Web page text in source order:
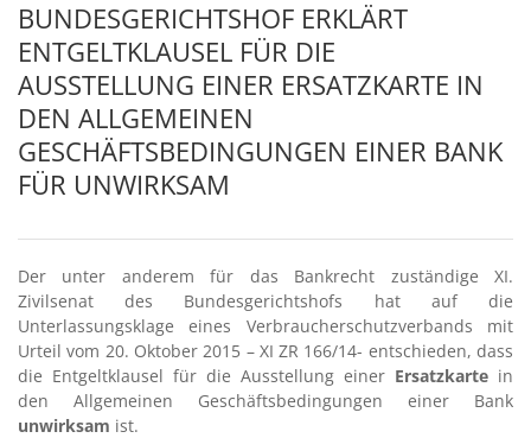
BUNDESGERICHTSHOF ERKLÄRT
ENTGELTKLAUSEL FÜR DIE
AUSSTELLUNG EINER ERSATZKARTE IN
DEN ALLGEMEINEN
GESCHÄFTSBEDINGUNGEN EINER BANK
FÜR UNWIRKSAM
Der unter anderem für das Bankrecht zuständige XI.
Zivilsenat des Bundesgerichtshofs hat auf die
Unterlassungsklage eines Verbraucherschutzverbands mit
Urteil vom 20. Oktober 2015 – XI ZR 166/14- entschieden, dass
die Entgeltklausel für die Ausstellung einer Ersatzkarte in
den Allgemeinen Geschäftsbedingungen einer Bank
unwirksam ist.